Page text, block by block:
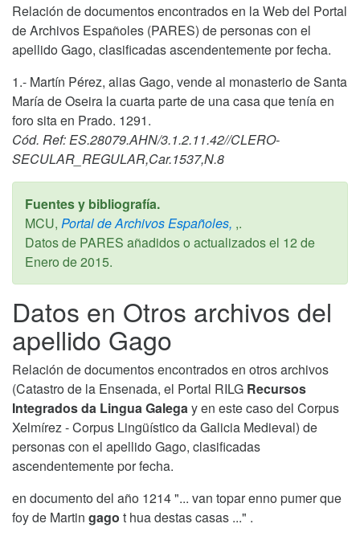
Relación de documentos encontrados en la Web del Portal
de Archivos Españoles (PARES) de personas con el
apellido Gago, clasificadas ascendentemente por fecha.
1.- Martín Pérez, alias Gago, vende al monasterio de Santa
María de Oseira la cuarta parte de una casa que tenía en
foro sita en Prado. 1291.
Cód. Ref: ES.28079.AHN/3.1.2.11.42//CLERO-
SECULAR_REGULAR,Car.1537,N.8
Fuentes y bibliografía.
MCU, Portal de Archivos Españoles, ,.
Datos de PARES añadidos o actualizados el 12 de
Enero de 2015.
Datos en Otros archivos del
apellido Gago
Relación de documentos encontrados en otros archivos
(Catastro de la Ensenada, el Portal RILG Recursos
Integrados da Lingua Galega y en este caso del Corpus
Xelmírez - Corpus Lingüístico da Galicia Medieval) de
personas con el apellido Gago, clasificadas
ascendentemente por fecha.
en documento del año 1214 "... van topar enno pumer que
foy de Martin gago t hua destas casas ..." .